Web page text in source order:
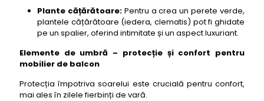
Plante cățărătoare:Pentru a crea un perete verde,
plantele cățărătoare (iedera, clematis) pot fi ghidate
pe un spalier, oferind intimitate și un aspect luxuriant.
Elemente de umbră – protecție și confort pentru
mobilier de balcon
Protecția împotriva soarelui este crucială pentru confort,
mai ales în zilele fierbinți de vară.